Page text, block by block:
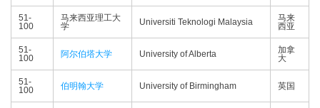
51-
100
马来西亚理工大
学
Universiti Teknologi Malaysia
马来
西亚
51-
100
阿尔伯塔大学 University of Alberta
加拿
大
51-
100
伯明翰大学 University of Birmingham 英国